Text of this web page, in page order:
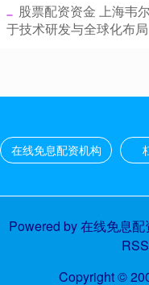
股票配资资金 上海韦
于技术研发与全球化布局
在线免息配资机构
Powered by在线免息
Copyright©